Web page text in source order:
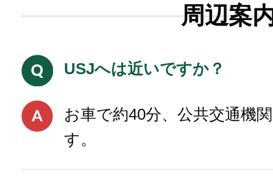
周辺案
USJへは近いですか？
お車で約40分、公共交通機
す。